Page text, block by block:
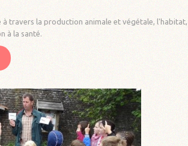
à travers la production animale et végétale, l'habitat,
à la santé.